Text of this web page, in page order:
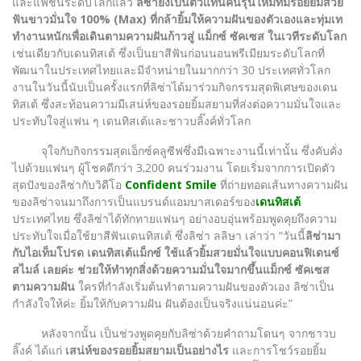
ฟันขาวมั่นใจ 100% (Max) ที่กล้ายิ้มให้ความฝันของตัวเองและทุ่มเท
ทำงานหนักเพื่อเดินตามความฝันก้าวสู่ แม็กซ์ ซัคเซส ในเวทีระดับโลก
เช่นเดียวกับเดนทิสเต้ ซึ่งเป็นยาสีฟันก่อนนอนพรีเมียมระดับโลกที่
พัฒนาในประเทศไทยและมีจำหน่ายในมากกว่า 30 ประเทศทั่วโลก
งานในวันนี้นับเป็นครั้งแรกที่ลิซ่าได้มาร่วมกิจกรรมสุดพิเศษของเดน
ทิสเต้ ซึ่งสะท้อนความมีเสน่ห์ของรอยยิ้มสยามที่ส่งต่อความมั่นใจและ
ประทับใจสู่แฟน ๆ เดนทิสเต้และชาวบลิ๊งค์ทั่วโลก
จุใจกับกิจกรรมสุดเอ็กซ์คลูซีฟซึ่งมีเฉพาะงานนี้เท่านั้น ซึ่งคับคั่ง
ไปด้วยแฟนๆ ผู้โชคดีกว่า 3,200 คนร่วมงาน โดยเริ่มจากการเปิดตัว
สุดปังของลิซ่ากับวิดีโอ Confident Smile ที่ถ่ายทอดเส้นทางความฝัน
ของลิซ่าจนมาถึงการเป็นแบรนด์แอมบาสเดอร์ของเดนทิสเต้
ประเทศไทย ซึ่งลิซ่าได้ทักทายแฟนๆ อย่างอบอุ่นพร้อมพูดคุยถึงความ
ประทับใจเมื่อใช้ยาสีฟันเดนทิสเต้ ซึ่งลิซ่า ลลิษา เล่าว่า “วันนี้ลิซ่ามา
กับไอเท็มโปรด เดนทิสเต้แม็กซ์ ใช้แล้วยิ้มสวยมั่นใจแบบคอนฟิเดนซ์
สไมล์ เลยค่ะ ช่วยให้ทำทุกสิ่งด้วยความมั่นใจมากขึ้นแม็กซ์ ซัคเซส
ตามความฝัน ใครที่กำลังเริ่มต้นทำตามความฝันของตัวเอง ลิซ่าเป็น
กำลังใจให้ค่ะ ยิ้มให้กับความฝัน ฝันต้องเป็นจริงแน่นอนค่ะ”
หลังจากนั้น เป็นช่วงพูดคุยกับลิซ่าด้วยคำถามโดนๆ จากชาวบ
ลิ๊งค์ ได้แก่ เสน่ห์ของรอยยิ้มสยามเป็นอย่างไร และการโชว์รอยยิ้ม